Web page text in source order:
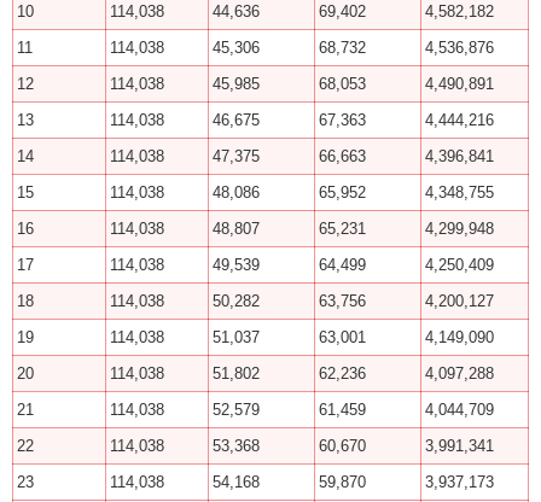
10
114,038 44,636 69,402
4,582,182
11
114,038 45,306 68,732
4,536,876
12
114,038 45,985 68,053
4,490,891
13
114,038 46,675 67,363
4,444,216
14
114,038 47,375 66,663
4,396,841
15
114,038 48,086 65,952
4,348,755
16
114,038 48,807 65,231
4,299,948
17
114,038 49,539 64,499
4,250,409
18
114,038 50,282 63,756
4,200,127
19
114,038 51,037 63,001
4,149,090
20
114,038 51,802 62,236
4,097,288
21
114,038 52,579 61,459
4,044,709
22
114,038 53,368 60,670
3,991,341
23
114,038 54,168 59,870
3,937,173